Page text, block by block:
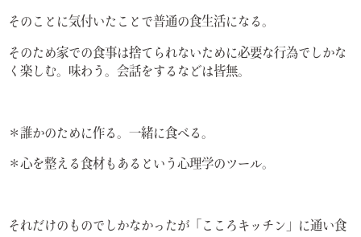
そのことに気付いたことで普通の食生活になる。
そのため家での食事は捨てられないために必要な行為でしかな
く楽しむ。味わう。会話をするなどは皆無。
＊誰かのために作る。一緒に食べる。
＊心を整える食材もあるという心理学のツール。
それだけのものでしかなかったが「こころキッチン」に通い食